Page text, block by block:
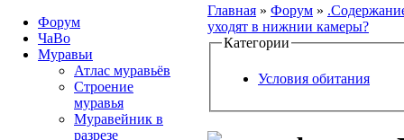
Главная » Форум »
уходят в нижнии камеры?
Категории
Условия обитания
Форум
ЧаВо
Муравьи
Атлас муравьёв
Строение
муравья
Муравейник в
разрезе